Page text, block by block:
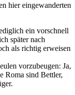
hier eingewanderten
ein vorschnell
später nach
als richtig erweisen
vorzubeugen: Ja,
Roma sind Bettler,